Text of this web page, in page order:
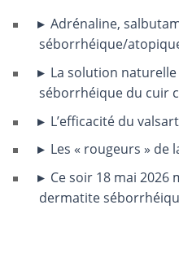
Adrénaline,
séborrhéique/
La solution
séborrhéique du cuir
L’efficacité du
Les « rougeurs »
Ce soir 18 mai 2026
dermatite